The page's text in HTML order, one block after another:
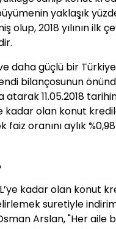
yaklaşık
olup, 2018 yılının ilk
daha güçlü bir
bilançosunun
atarak 11.05.2018
kadar olan konut
oranını aylık
kadar olan konut
suretiyle
Arslan, "Her aile